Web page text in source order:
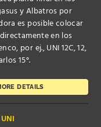
y Albatros por
es posible colocar
en los
por ej., UNI 12C, 12,
15°.
DETAILS